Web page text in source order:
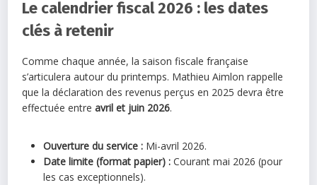
Le calendrier fiscal 2026 : les dates
clés à retenir
Comme chaque année, la saison fiscale française
s’articulera autour du printemps. Mathieu Aimlon rappelle
que la déclaration des revenus perçus en 2025 devra être
effectuée entreavril et juin 2026.
Ouverture du service : Mi-avril 2026.
Date limite (format papier) : Courant mai 2026 (pour
les cas exceptionnels).